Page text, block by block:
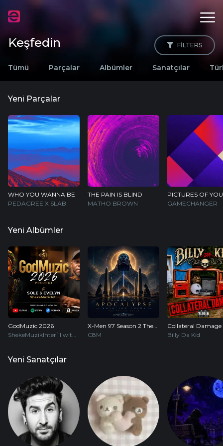
Keşfedin
Tümü Parçalar Albümler Sanatçılar
FILTERS
Yeni Parçalar
WHO YOU WANNA BE
PEDAGREE X SLAB
THE PAIN IS BLIND
MATHO BROWN
PICTURES OF YOU
GAMECHANGER
Yeni Albümler
GodMuzic 2026
ShekeMuzikInter`l with Pastor Sole + Pastor Evelyn
X-Men 97 Season 2 Theme
C8M
Collateral Damage
Billy Da Kid
Yeni Sanatçılar